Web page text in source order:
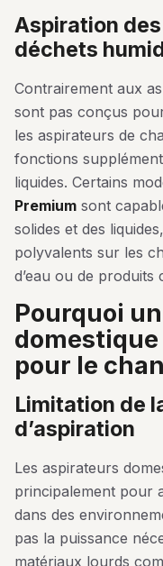
aspiration des liquides et des
déchets
Contrairement aux
sont pas conçus
les aspirateurs de
fonctions
liquides. Certains
Premium sont
solides et des
polyvalents sur les
d’eau ou de produits
pourquoi un aspirateur
pour le
limitation de la puissance
d’aspiration
Les aspirateurs
principalement pour
dans des
pas la puissance
matériaux lourds